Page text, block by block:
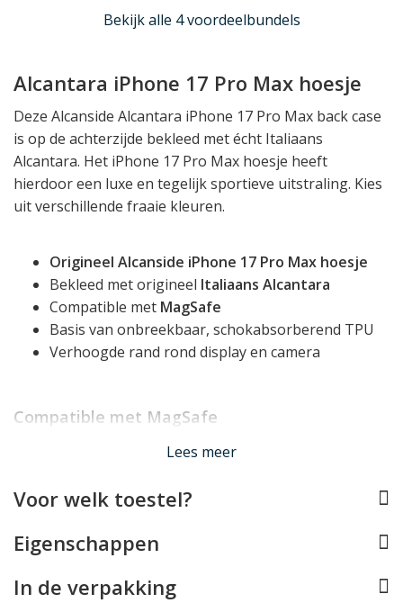
Bekijk alle 4 voordeelbundels
Alcantara iPhone 17 Pro Max hoesje
Deze Alcanside Alcantara iPhone 17 Pro Max back case
is op de achterzijde bekleed met écht Italiaans
Alcantara. Het iPhone 17 Pro Max hoesje heeft
hierdoor een luxe en tegelijk sportieve uitstraling. Kies
uit verschillende fraaie kleuren.
Origineel Alcanside iPhone 17 Pro Max hoesje
Bekleed met origineel Italiaans Alcantara
Compatible met MagSafe
Basis van onbreekbaar, schokabsorberend TPU
Verhoogde rand rond display en camera
Compatible met MagSafe
Deze Alcantara iPhone 17 Pro Max case is volledig
hoes is een magnetische ring verwerkt die perfect met
werkt, zoals houders, wallets en stands.
Tip : Alcanside heeft een perfect bij deze case passende
Lees meer
Voor welk toestel?
Eigenschappen
In de verpakking